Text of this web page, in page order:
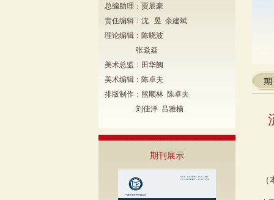
总编助理：贾辰豪
责任编辑：沈 昱 余建斌
理论编辑：陈晓波
张焱焱
美术总监：田华阙
美术编辑：陈卓夫
排版制作：熊顺林 陈卓夫
刘佳洋 吕雅楠
期刊展示